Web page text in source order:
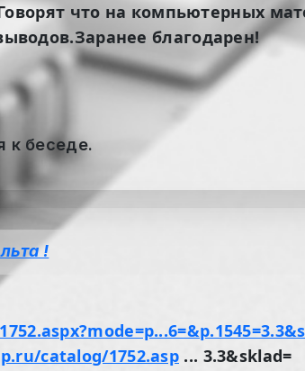
что на компьютерных
благодарен!
к беседе.
!
catalog/1752.asp ... 3.3&sklad=